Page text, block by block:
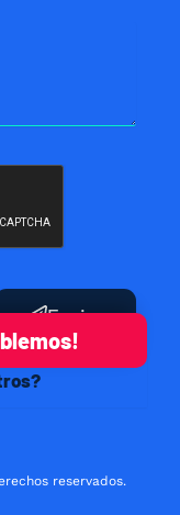
Enviar
reservados.